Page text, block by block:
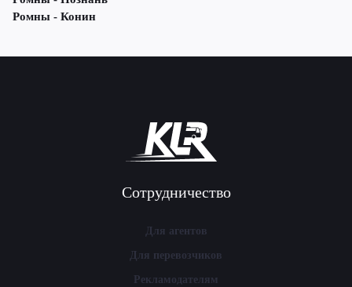
Ромны - Конин
Сотрудничество
Для агентов
Для перевозчиков
Рекламодателям